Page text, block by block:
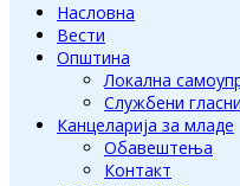
Насловна
Вести
Општина
Локална
Службени
Канцеларија за младе
Обавештења
Контакт